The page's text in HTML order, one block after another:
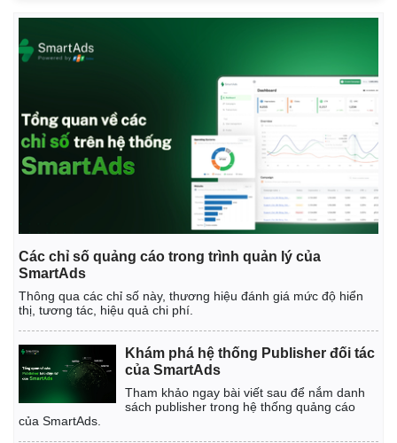
Các chỉ số quảng cáo trong trình quản lý của
SmartAds
Thông qua các chỉ số này, thương hiệu đánh giá mức độ hiển
thị, tương tác, hiệu quả chi phí.
Khám phá hệ thống Publisher đối tác
của SmartAds
Tham khảo ngay bài viết sau để nắm danh
sách publisher trong hệ thống quảng cáo
của SmartAds.